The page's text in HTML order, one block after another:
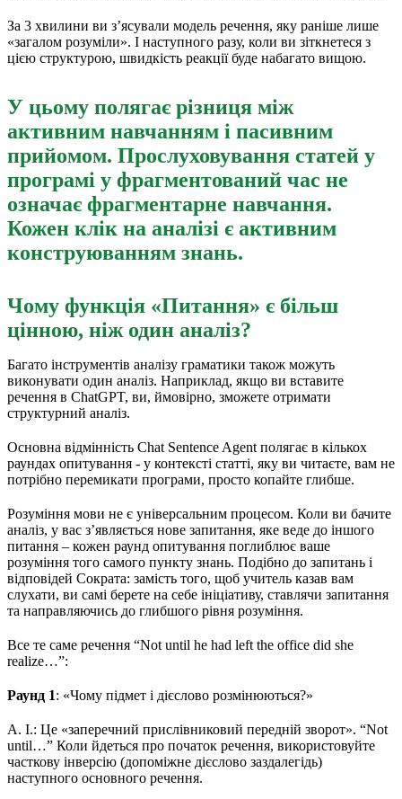
За 3 хвилини ви з’ясували модель речення, яку раніше лише
«загалом розуміли». І наступного разу, коли ви зіткнетеся з
цією структурою, швидкість реакції буде набагато вищою.
У цьому полягає різниця між
активним навчанням і пасивним
прийомом. Прослуховування статей у
програмі у фрагментований час не
означає фрагментарне навчання.
Кожен клік на аналізі є активним
конструюванням знань.
Чому функція «Питання» є більш
цінною, ніж один аналіз?
Багато інструментів аналізу граматики також можуть
виконувати один аналіз. Наприклад, якщо ви вставите
речення в ChatGPT, ви, ймовірно, зможете отримати
структурний аналіз.
Основна відмінність Chat Sentence Agent полягає в кількох
раундах опитування - у контексті статті, яку ви читаєте, вам не
потрібно перемикати програми, просто копайте глибше.
Розуміння мови не є універсальним процесом. Коли ви бачите
аналіз, у вас з’являється нове запитання, яке веде до іншого
питання – кожен раунд опитування поглиблює ваше
розуміння того самого пункту знань. Подібно до запитань і
відповідей Сократа: замість того, щоб учитель казав вам
слухати, ви самі берете на себе ініціативу, ставлячи запитання
та направляючись до глибшого рівня розуміння.
Все те саме речення “Not until he had left the office did she
realize…”:
Раунд 1: «Чому підмет і дієслово розмінюються?»
А. І.: Це «заперечний прислівниковий передній зворот». “Not
until…” Коли йдеться про початок речення, використовуйте
часткову інверсію (допоміжне дієслово заздалегідь)
наступного основного речення.